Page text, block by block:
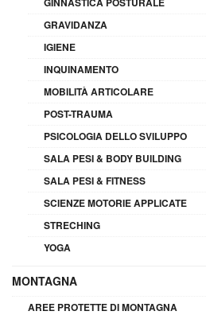
GRAVIDANZA
IGIENE
INQUINAMENTO
MOBILITÀ ARTICOLARE
POST-TRAUMA
PSICOLOGIA DELLO SVILUPPO
SALA PESI & BODY BUILDING
SALA PESI & FITNESS
SCIENZE MOTORIE APPLICATE
STRECHING
YOGA
MONTAGNA
AREE PROTETTE DI MONTAGNA